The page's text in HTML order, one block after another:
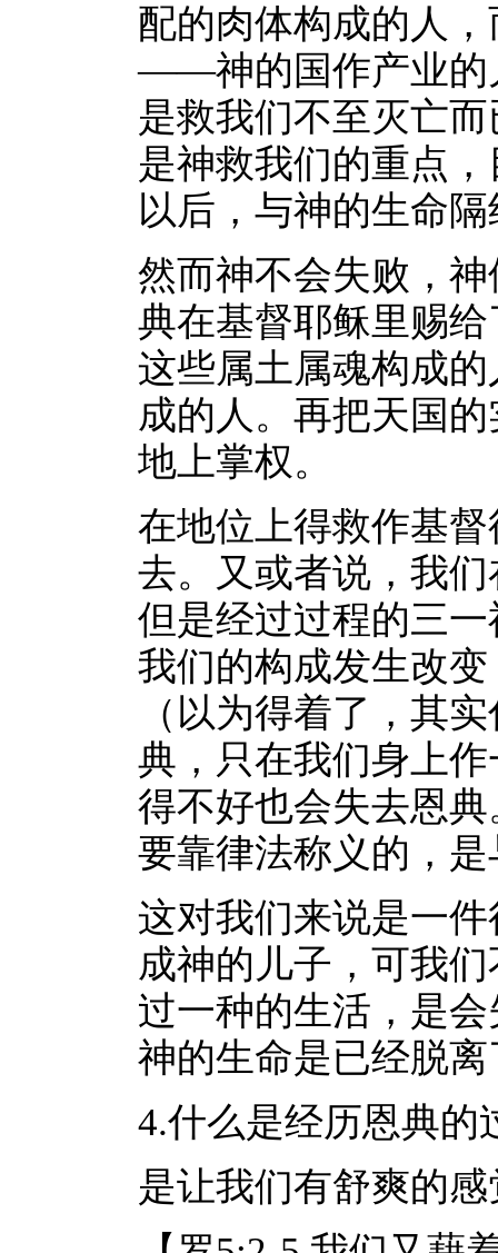
配的肉体构成的人
——神的国作产业的
是救我们不至灭亡
是神救我们的重点
以后，与神的生命
然而神不会失败，
典在基督耶稣里赐
这些属土属魂构成
成的人。再把天国
地上掌权。
在地位上得救作基
去。又或者说，我
但是经过过程的三
我们的构成发生改
（以为得着了，其
典，只在我们身上
得不好也会失去恩
要靠律法称义的，
这对我们来说是一
成神的儿子，可我
过一种的生活，是
神的生命是已经脱
4.什么是经历恩典
是让我们有舒爽的